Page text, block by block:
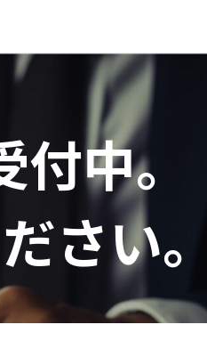
中。
さい。